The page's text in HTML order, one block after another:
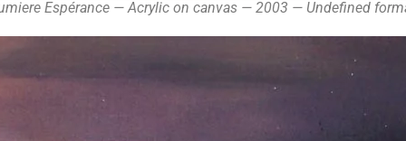
Espérance — Acrylic on canvas — 2003 — Undefined